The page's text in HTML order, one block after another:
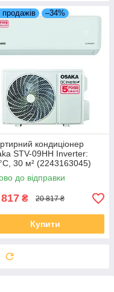
продажів –34%
кондиціонер
STV-09HH Inverter:
30 м² (2243163045)
до відправки
₴ 20 817 ₴
Купити